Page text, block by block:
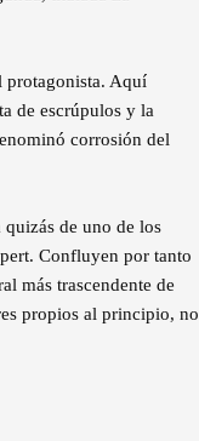
protagonista. Aquí
de escrúpulos y la
corrosión del
de uno de los
Confluyen por tanto
más trascendente de
propios al principio, no